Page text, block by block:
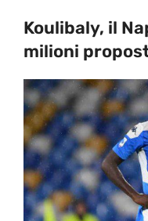
Koulibaly, il
milioni